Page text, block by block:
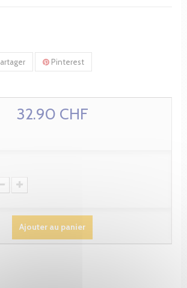
Pinterest
32.90 CHF
Ajouter au panier